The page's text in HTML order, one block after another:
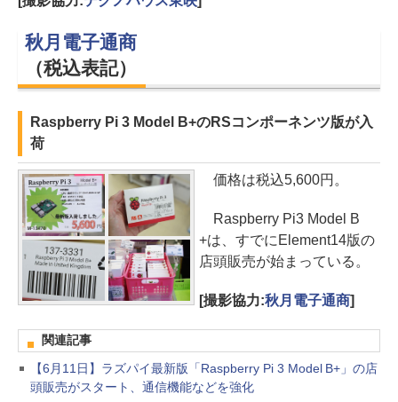
秋月電子通商
（税込表記）
Raspberry Pi 3 Model B+のRSコンポーネンツ版が入
荷
価格は税込5,600円。
Raspberry Pi3 Model B
+は、すでにElement14版の
店頭販売が始まっている。
[撮影協力:秋月電子通商]
関連記事
【6月11日】ラズパイ最新版「Raspberry Pi 3 Model B+」の店
頭販売がスタート、通信機能などを強化